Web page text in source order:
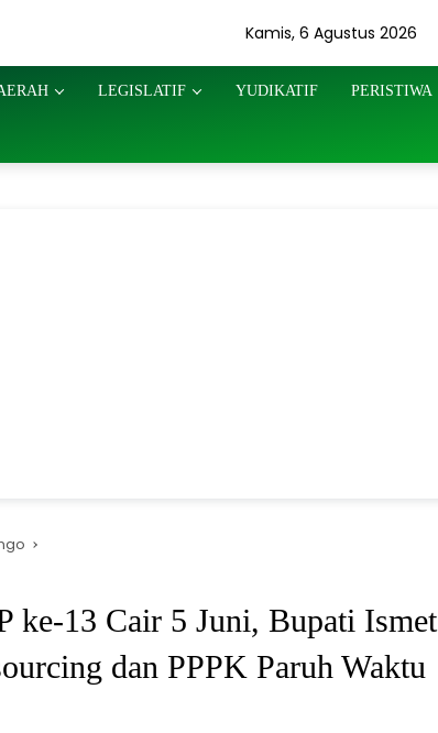
Kamis, 6 Agustus 2026
LEGISLATIF YUDIKATIF PERISTIWA
ke-13 Cair 5 Juni, Bupati Ismet
dan PPPK Paruh Waktu